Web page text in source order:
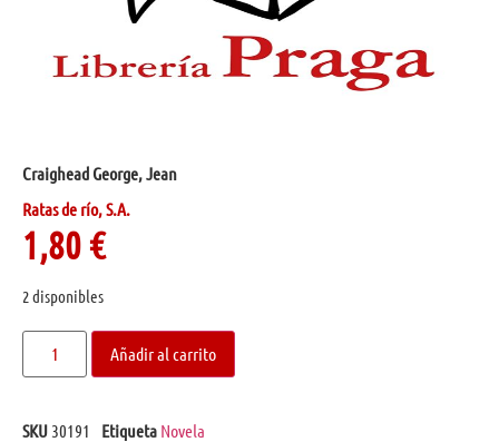
Craighead George, Jean
Ratas de río, S.A.
1,80€
2 disponibles
Añadir al carrito
SKU 30191 Etiqueta Novela